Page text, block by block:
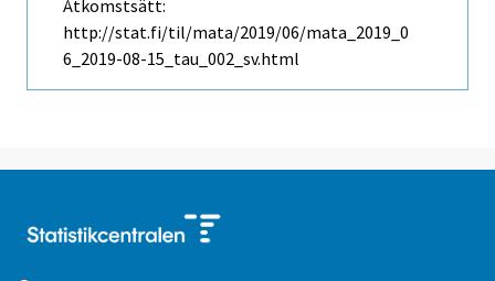
Åtkomstsätt:
http://stat.fi/til/mata/2019/06/mata_2019_0
6_2019-08-15_tau_002_sv.html